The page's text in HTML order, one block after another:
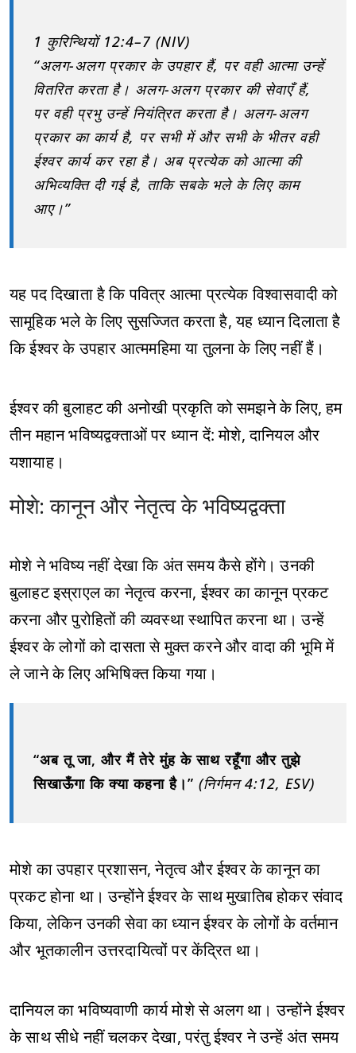
1 कुरिन्थियों 12:4–7 (NIV)
“अलग-अलग प्रकार के उपहार हैं, पर वही आत्मा उन्हें
वितरित करता है। अलग-अलग प्रकार की सेवाएँ हैं,
पर वही प्रभु उन्हें नियंत्रित करता है। अलग-अलग
प्रकार का कार्य है, पर सभी में और सभी के भीतर वही
ईश्वर कार्य कर रहा है। अब प्रत्येक को आत्मा की
अभिव्यक्ति दी गई है, ताकि सबके भले के लिए काम
आए।”
यह पद दिखाता है कि पवित्र आत्मा प्रत्येक विश्वासवादी को
सामूहिक भले के लिए सुसज्जित करता है, यह ध्यान दिलाता है
कि ईश्वर के उपहार आत्ममहिमा या तुलना के लिए नहीं हैं।
ईश्वर की बुलाहट की अनोखी प्रकृति को समझने के लिए, हम
तीन महान भविष्यद्वक्ताओं पर ध्यान दें: मोशे, दानियल और
यशायाह।
मोशे: कानून और नेतृत्व के भविष्यद्वक्ता
मोशे ने भविष्य नहीं देखा कि अंत समय कैसे होंगे। उनकी
बुलाहट इस्राएल का नेतृत्व करना, ईश्वर का कानून प्रकट
करना और पुरोहितों की व्यवस्था स्थापित करना था। उन्हें
ईश्वर के लोगों को दासता से मुक्त करने और वादा की भूमि में
ले जाने के लिए अभिषिक्त किया गया।
“अब तू जा, और मैं तेरे मुंह के साथ रहूँगा और तुझे
सिखाऊँगा कि क्या कहना है।” (निर्गमन 4:12, ESV)
मोशे का उपहार प्रशासन, नेतृत्व और ईश्वर के कानून का
प्रकट होना था। उन्होंने ईश्वर के साथ मुखातिब होकर संवाद
किया, लेकिन उनकी सेवा का ध्यान ईश्वर के लोगों के वर्तमान
और भूतकालीन उत्तरदायित्वों पर केंद्रित था।
दानियल का भविष्यवाणी कार्य मोशे से अलग था। उन्होंने ईश्वर
के साथ सीधे नहीं चलकर देखा, परंतु ईश्वर ने उन्हें अंत समय